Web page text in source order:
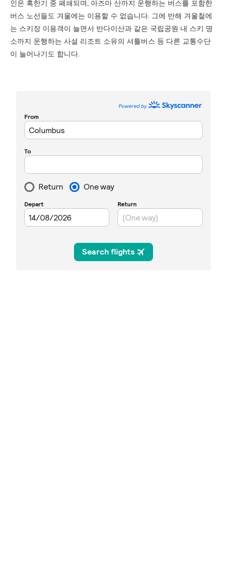
인은 혹한기 중 폐쇄되며, 아즈마 산까지 운행하는 버스를 포함한
버스 노선들도 겨울에는 이용할 수 없습니다. 그에 반해 겨울철에
는 스키장 이용객이 늘면서 반다이산과 같은 국립공원 내 스키 명
소까지 운행하는 사설 리조트 소유의 셔틀버스 등 다른 교통수단
이 늘어나기도 합니다.